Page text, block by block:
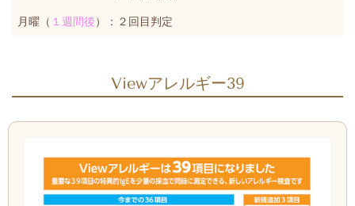
月曜（ １週間後）：２回目判定
Viewアレルギー39